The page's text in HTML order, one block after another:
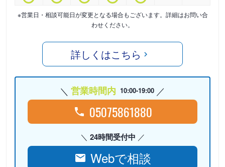
※営業日・相談可能日が変更となる場合もございます。詳細はお問い合
わせください。
詳しくはこちら
営業時間内 10:00-19:00
05075861880
24時間受付中
Webで相談